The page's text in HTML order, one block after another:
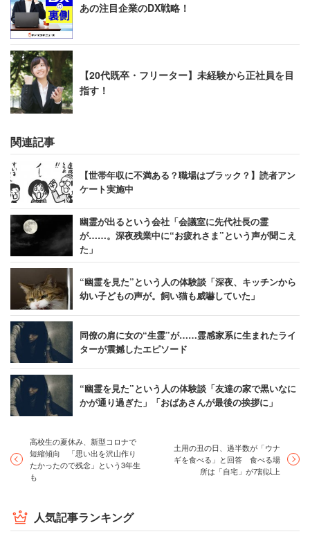
あの注目企業のDX戦略！
【20代既卒・フリーター】未経験から正社員を目
指す！
関連記事
【世帯年収に不満ある？職場はブラック？】読者アン
ケート実施中
幽霊が出るという会社「会議室に先代社長の霊
が……。深夜残業中に“お疲れさま”という声が聞こえ
た」
“幽霊を見た”という人の体験談「深夜、キッチンから
幼い子どもの声が。飼い猫も威嚇していた」
同僚の肩に女の“生霊”が……霊感家系に生まれたライ
ターが震撼したエピソード
“幽霊を見た”という人の体験談「友達の家で黒いなに
かが通り過ぎた」「おばあさんが最後の挨拶に」
高校生の夏休み、新型コロナで
短縮傾向 「思い出を沢山作り
たかったので残念」という3年生
も
土用の丑の日、過半数が「ウナ
ギを食べる」と回答 食べる場
所は「自宅」が7割以上
人気記事ランキング